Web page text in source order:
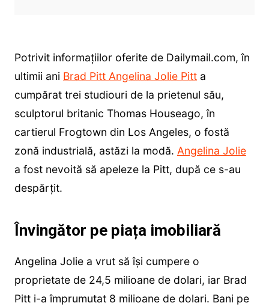
Potrivit informațiilor oferite de Dailymail.com, în
ultimii ani Brad Pitt Angelina Jolie Pitta
cumpărat trei studiouri de la prietenul său,
sculptorul britanic Thomas Houseago, în
cartierul Frogtown din Los Angeles, o fostă
zonă industrială, astăzi la modă. Angelina Jolie
a fost nevoită să apeleze la Pitt, după ce s-au
despărțit.
Învingător pe piața imobiliară
Angelina Jolie a vrut să își cumpere o
proprietate de 24,5 milioane de dolari, iar Brad
Pitt i-a împrumutat 8 milioane de dolari. Bani pe